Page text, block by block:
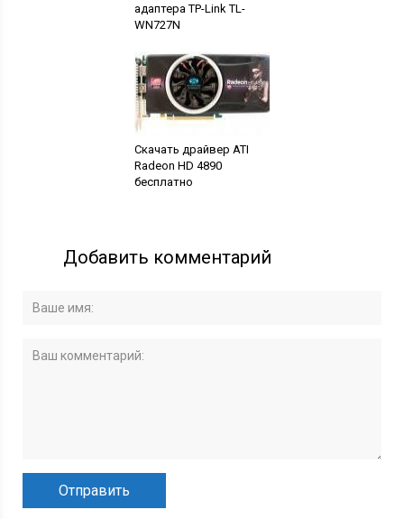
адаптера TP-Link TL-
WN727N
Скачать драйвер ATI
Radeon HD 4890
бесплатно
Добавить комментарий